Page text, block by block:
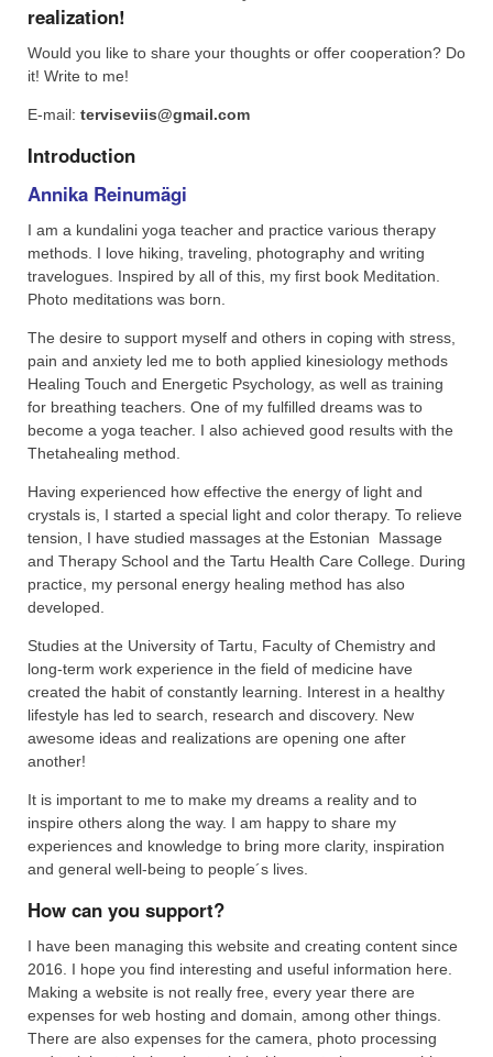
realization!
Would you like to share your thoughts or offer cooperation? Do
it! Write to me!
E-mail: terviseviis@gmail.com
Introduction
Annika Reinumägi
I am a kundalini yoga teacher and practice various therapy
methods. I love hiking, traveling, photography and writing
travelogues. Inspired by all of this, my first book Meditation.
Photo meditations was born.
The desire to support myself and others in coping with stress,
pain and anxiety led me to both applied kinesiology methods
Healing Touch and Energetic Psychology, as well as training
for breathing teachers. One of my fulfilled dreams was to
become a yoga teacher. I also achieved good results with the
Thetahealing method.
Having experienced how effective the energy of light and
crystals is, I started a special light and color therapy. To relieve
tension, I have studied massages at the Estonian Massage
and Therapy School and the Tartu Health Care College. During
practice, my personal energy healing method has also
developed.
Studies at the University of Tartu, Faculty of Chemistry and
long-term work experience in the field of medicine have
created the habit of constantly learning. Interest in a healthy
lifestyle has led to search, research and discovery. New
awesome ideas and realizations are opening one after
another!
It is important to me to make my dreams a reality and to
inspire others along the way. I am happy to share my
experiences and knowledge to bring more clarity, inspiration
and general well-being to people´s lives.
How can you support?
I have been managing this website and creating content since
2016. I hope you find interesting and useful information here.
Making a website is not really free, every year there are
expenses for web hosting and domain, among other things.
There are also expenses for the camera, photo processing